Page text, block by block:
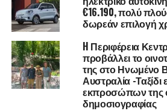
ταλέντο και να ξεκλειδώσει τις
προνομιούχων ανθρώπων για να
την αγορά εργασίας του μέλλοντος,
πρόσβαση σε δίκτυα εκπαίδευσης
του ψηφιακού οικοσυστήματος.
€16.190, πολύ
δωρεάν επιλογή
H Περιφέρεια
προβάλλει το
της στο Ηνωμένο
Αυστραλία -Ταξίδι
εκπροσώπων της
δημοσιογραφίας